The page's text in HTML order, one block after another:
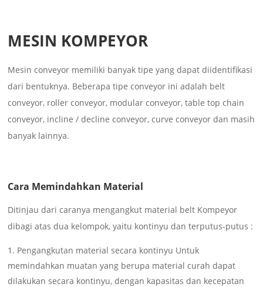
MESIN KOMPEYOR
Mesin conveyor memiliki banyak tipe yang dapat diidentifikasi
dari bentuknya. Beberapa tipe conveyor ini adalah belt
conveyor, roller conveyor, modular conveyor, table top chain
conveyor, incline / decline conveyor, curve conveyor dan masih
banyak lainnya.
Cara Memindahkan Material
Ditinjau dari caranya mengangkut material belt Kompeyor
dibagi atas dua kelompok, yaitu kontinyu dan terputus-putus :
Pengangkutan material secara kontinyu Untuk
memindahkan muatan yang berupa material curah dapat
dilakukan secara kontinyu, dengan kapasitas dan kecepatan